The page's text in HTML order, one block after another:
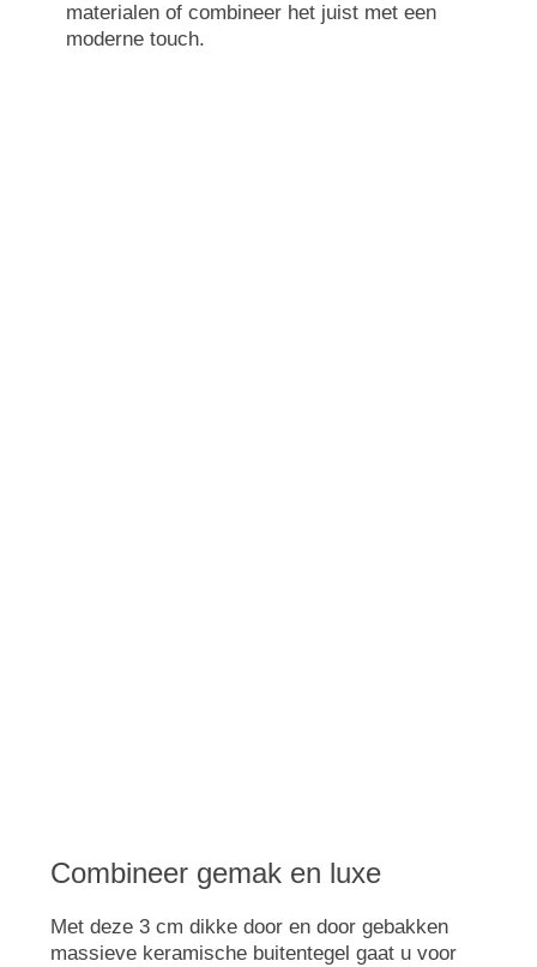
materialen of combineer het juist met een
moderne touch.
Combineer gemak en luxe
Met deze 3 cm dikke door en door gebakken
massieve keramische buitentegel gaat u voor